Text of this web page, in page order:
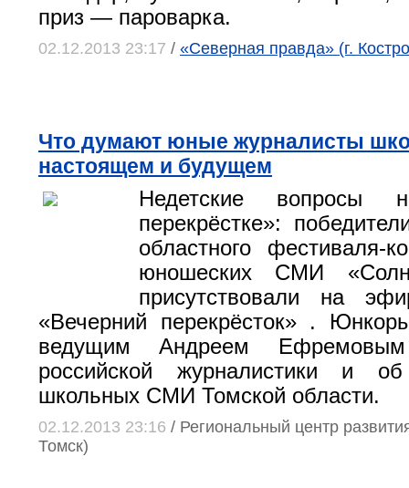
приз — пароварка.
02.12.2013 23:17 / «Северная правда» (г.
Что думают юные журналисты
настоящем и будущем
Недетские вопросы
перекрёстке»:
областного фестиваля-
юношеских СМИ
присутствовали на
«Вечерний перекрёсток» .
ведущим Андреем
российской журналистики и об
школьных СМИ Томской области.
02.12.2013 23:16 / Региональный центр
Томск)